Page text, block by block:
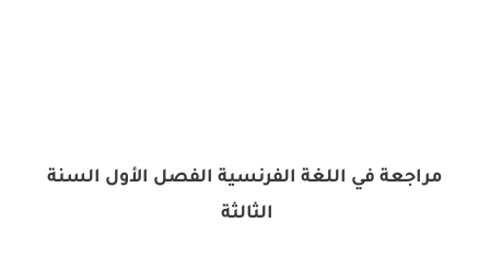
مراجعة في اللغة الفرنسية الفصل الأول السنة
الثالثة